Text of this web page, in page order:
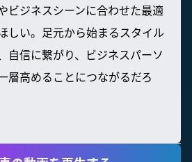
ビジネスシーンに合わせた最適
しい。足元から始まるスタイル
自信に繋がり、ビジネスパーソ
層高めることにつながるだろ